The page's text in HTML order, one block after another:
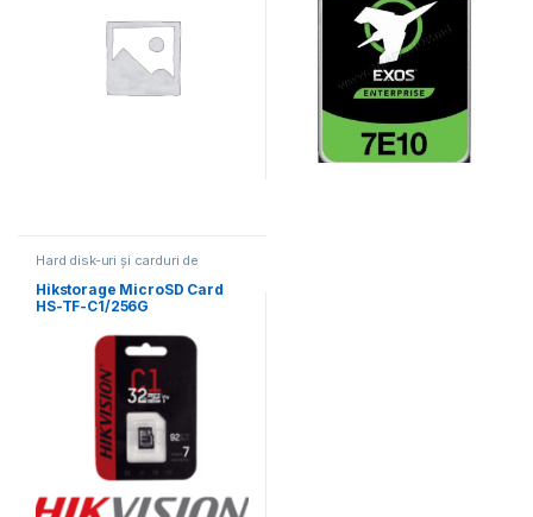
Hard disk-uri și carduri de
Hikstorage MicroSD Card
HS-TF-C1/256G